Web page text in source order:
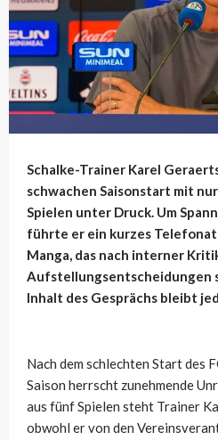
Schalke-Trainer Karel
schwachen Saisonstart mit
Spielen unter Druck. Um
führte er ein kurzes
Manga, das nach interner
Aufstellungsentscheidungen
Inhalt des Gesprächs bleibt
Nach dem schlechten Start des
Saison herrscht zunehmende
aus fünf Spielen steht Trainer
obwohl er von den